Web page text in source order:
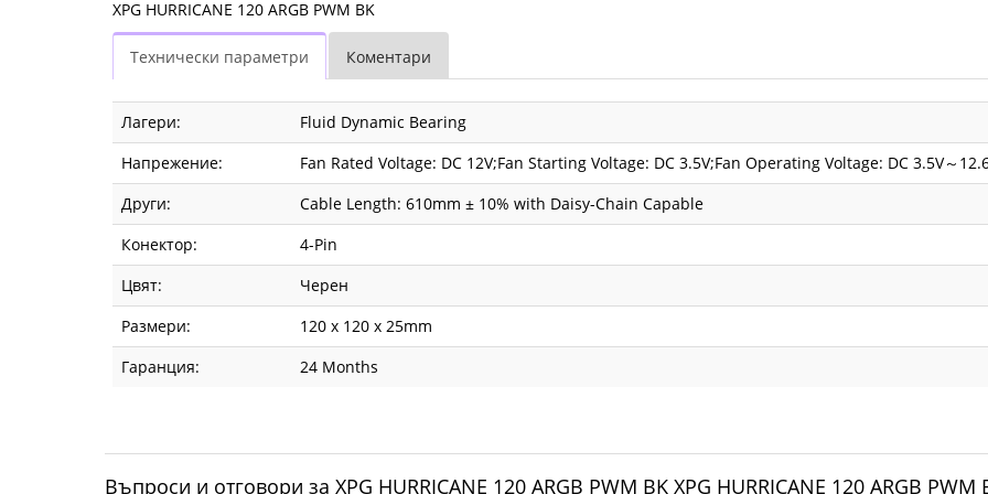
XPG HURRICANE 120 ARGB PWM BK
Технически параметри Коментари
Лагери:
Fluid Dynamic Bearing
Напрежение:
Fan Rated Voltage: DC 12V;Fan Starting Voltage: DC 3.5V;Fan Operating Voltage: DC 3.5V～
Други:
Cable Length: 610mm ± 10% with Daisy-Chain Capable
Конектор:
4-Pin
Цвят:
Черен
Размери:
120 x 120 x 25mm
Гаранция:
24 Months
Въпроси и отговори за XPG HURRICANE 120 ARGB PWM BK XPG HURRICANE 120 ARGB PWM